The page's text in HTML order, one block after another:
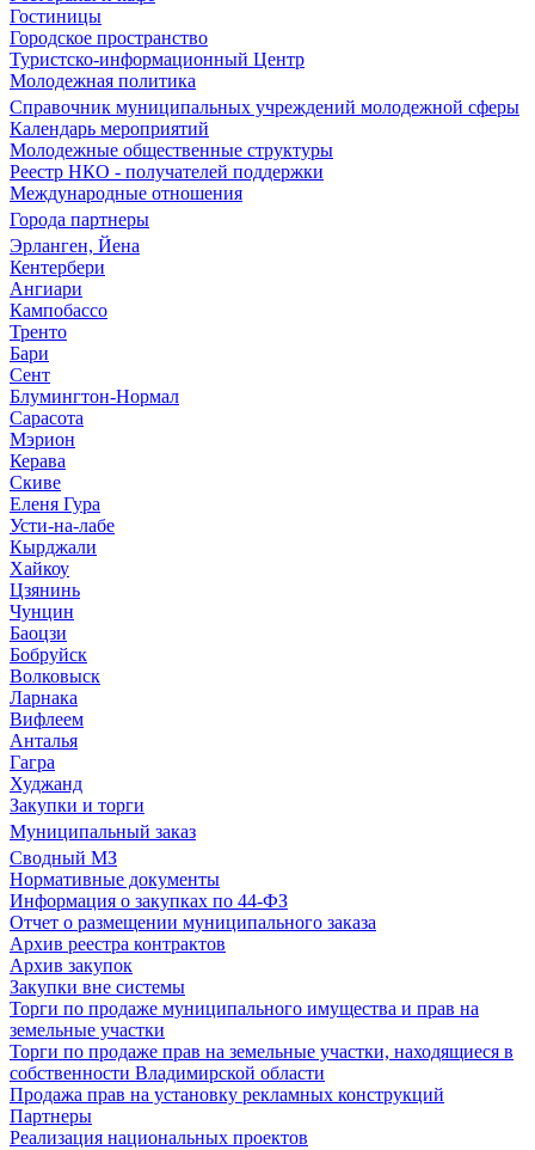
Гостиницы
Городское пространство
Туристско-информационный Центр
Молодежная политика
Справочник муниципальных учреждений молодежной сферы
Календарь мероприятий
Молодежные общественные структуры
Реестр НКО - получателей поддержки
Международные отношения
Города партнеры
Эрланген, Йена
Кентербери
Ангиари
Кампобассо
Тренто
Бари
Сент
Блумингтон-Нормал
Сарасота
Мэрион
Керава
Скиве
Еленя Гура
Усти-на-лабе
Кырджали
Хайкоу
Цзянинь
Чунцин
Баоцзи
Бобруйск
Волковыск
Ларнака
Вифлеем
Анталья
Гагра
Худжанд
Закупки и торги
Муниципальный заказ
Сводный МЗ
Нормативные документы
Информация о закупках по 44-ФЗ
Отчет о размещении муниципального заказа
Архив реестра контрактов
Архив закупок
Закупки вне системы
Торги по продаже муниципального имущества и прав на
земельные участки
Торги по продаже прав на земельные участки, находящиеся в
собственности Владимирской области
Продажа прав на установку рекламных конструкций
Партнеры
Реализация национальных проектов